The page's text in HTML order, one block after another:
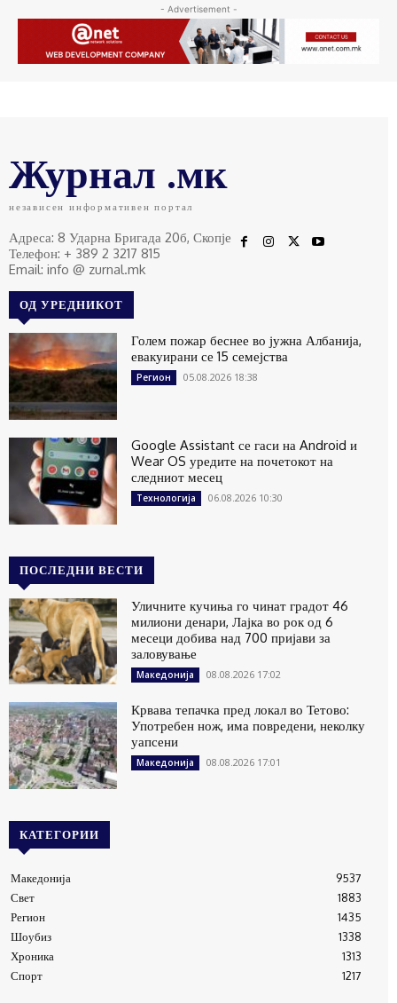
- Advertisement -
Журнал .мк
независен информативен портал
Адреса: 8 Ударна Бригада 20б, Скопје
Телефон: + 389 2 3217 815
Email: info @ zurnal.mk
ОД УРЕДНИКОТ
Голем пожар беснее во јужна Албанија,
евакуирани се 15 семејства
Регион 05.08.2026 18:38
Google Assistant се гаси на Android и
Wear OS уредите на почетокот на
следниот месец
Технологија 06.08.2026 10:30
ПОСЛЕДНИ ВЕСТИ
Уличните кучиња го чинат градот 46
милиони денари, Лајка во рок од 6
месеци добива над 700 пријави за
заловување
Македонија 08.08.2026 17:02
Крвава тепачка пред локал во Тетово:
Употребен нож, има повредени, неколку
уапсени
Македонија 08.08.2026 17:01
КАТЕГОРИИ
Македонија
9537
Свет
1883
Регион
1435
Шоубиз
1338
Хроника
1313
Спорт
1217